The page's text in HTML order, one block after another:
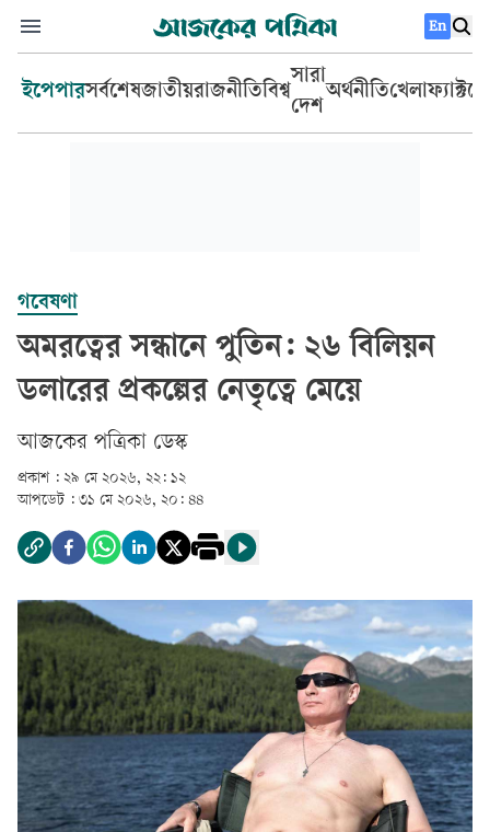
En
ইপেপারসর্বশেষজাতীয়রাজনীতিবিশ্ব
সারা
দেশ
অর্থনীতিখেলা
গবেষণা
অমরত্বের সন্ধানে পুতিন: ২৬ বিলিয়ন
ডলারের প্রকল্পের নেতৃত্বে মেয়ে
আজকের পত্রিকা ডেস্ক­
প্রকাশ : ২৯ মে ২০২৬, ২২: ১২
আপডেট : ৩১ মে ২০২৬, ২০: ৪৪